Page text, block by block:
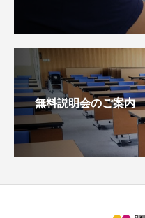
無料説明会のご案内